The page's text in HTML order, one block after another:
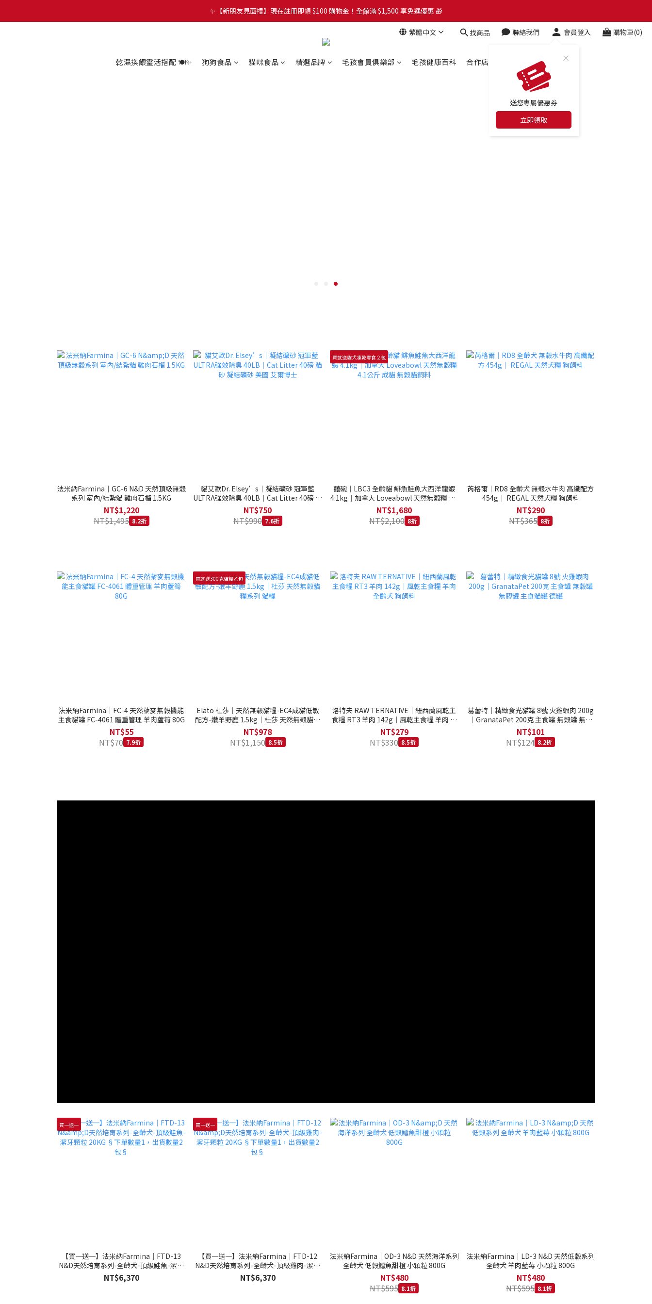
🐾 歡迎來到 PETZOO 新官網！8/5 起，官方網址（petzoo.com.tw）將正式切換至本網站。立即了解升級資訊、會員權益及常見問題 ＞
✨【新朋友見面禮】現在註冊即領 $100 購物金！全館滿 $1,500 享免運優惠 🎁
🐾 歡迎來到 PETZOO 新官網！8/5 起，官方網址（petzoo.com.tw）將正式切換至本網站。立即了解升級資訊、會員權益及常見問題 ＞
繁體中文 找商品 聯絡我們 會員登入
送您專屬優惠券
立即領取
購物車(0)
乾濕換餵靈活搭配 🍽️✨ 狗狗食品 貓咪食品 精選品牌 毛孩會員俱樂部 毛孩健康百科 合作店家 最新消息
法米納Farmina｜GC-6 N&D 天然頂級無穀
系列 室內/結紮貓 雞肉石榴 1.5KG
NT$1,220
NT$1,495 8.2折
貓艾歐Dr. Elsey’s｜凝結礦砂 冠軍藍
ULTRA強效除臭 40LB｜Cat Litter 40磅 貓
砂 凝結礦砂 美國 艾爾博士
NT$750
NT$990 7.6折
買就送貓犬凍乾零食２包
囍碗｜LBC3 全齡貓 鯡魚鮭魚大西洋龍蝦
4.1kg｜加拿大 Loveabowl 天然無穀糧 4.1
公斤 成貓 無穀貓飼料
NT$1,680
NT$2,100 8折
芮格爾｜RD8 全齡犬 無榖水牛肉 高纖配方
454g｜ REGAL 天然犬糧 狗飼料
NT$290
NT$365 8折
法米納Farmina｜FC-4 天然藜麥無穀機能
主食貓罐 FC-4061 體重管理 羊肉蘆筍 80G
NT$55
NT$70 7.9折
買就送300克貓糧乙包
Elato 杜莎｜天然無榖貓糧-EC4成貓低敏
配方-嫩羊野鹿 1.5kg｜杜莎 天然無榖貓糧
系列 貓糧
NT$978
NT$1,150 8.5折
洛特夫 RAW TERNATIVE｜紐西蘭風乾主
食糧 RT3 羊肉 142g｜風乾主食糧 羊肉 全
齡犬 狗飼料
NT$279
NT$330 8.5折
葛蕾特｜精緻食光貓罐 8號 火雞蝦肉 200g
｜GranataPet 200克 主食罐 無穀罐 無膠
罐 主食貓罐 德罐
NT$101
NT$124 8.2折
買一送一
【買一送一】法米納Farmina｜FTD-13
N&D天然培育系列-全齡犬-頂級鮭魚-潔牙
顆粒 20KG §下單數量1，出貨數量2包§
NT$6,370
買一送一
【買一送一】法米納Farmina｜FTD-12
N&D天然培育系列-全齡犬-頂級雞肉-潔牙
顆粒 20KG §下單數量1，出貨數量2包§
NT$6,370
法米納Farmina｜OD-3 N&D 天然海洋系列
全齡犬 低穀鱈魚甜橙 小顆粒 800G
NT$480
NT$595 8.1折
法米納Farmina｜LD-3 N&D 天然低穀系列
全齡犬 羊肉藍莓 小顆粒 800G
NT$480
NT$595 8.1折